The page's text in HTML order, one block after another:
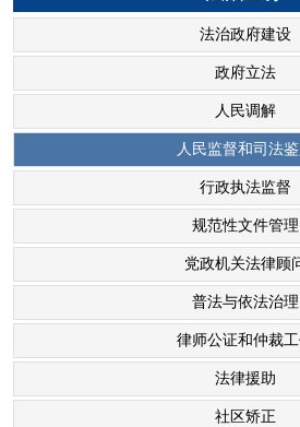
以案释法 政府立
人民调
人民监
司法
行政执
规范性
管理
党政机
律顾
普法与
治理
法治政府建设
政府立法
人民调解
人民监督和司法
行政执法监督
规范性文件管理
党政机关法律顾
普法与依法治理
律师公证和仲裁
法律援助
社区矫正